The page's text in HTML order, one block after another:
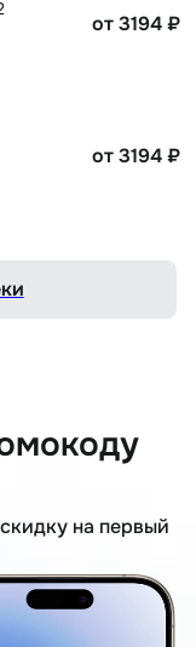
от 3194₽
от 3194₽
на первый